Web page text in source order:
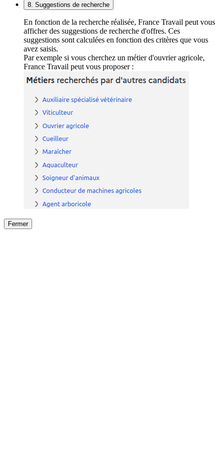
8. Suggestions de recherche
En fonction de la recherche réalisée, France Travail peut vous
afficher des suggestions de recherche d'offres. Ces
suggestions sont calculées en fonction des critères que vous
avez saisis.
Par exemple si vous cherchez un métier d'ouvrier agricole,
France Travail peut vous proposer :
Fermer